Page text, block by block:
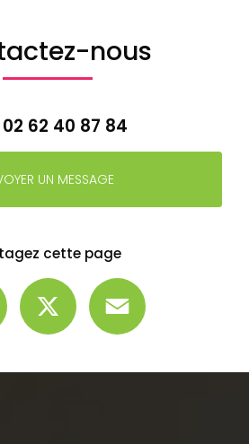
nous
02 62 40 87 84
UN MESSAGE
cette page
Facebook